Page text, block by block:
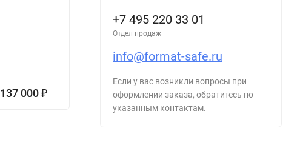
137 000₽
200₽
1 013
415₽
+7 495 220 33 01
Отдел продаж
info@format-safe.ru
Если у вас возникли вопросы при
оформлении заказа, обратитесь по
указанным контактам.